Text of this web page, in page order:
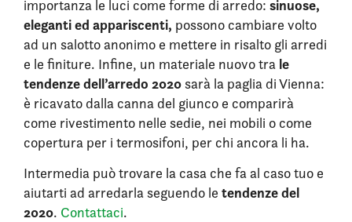
importanza le luci come forme di arredo: sinuose,
eleganti ed appariscenti, possono cambiare volto
ad un salotto anonimo e mettere in risalto gli arredi
e le finiture. Infine, un materiale nuovo tra le
tendenze dell’arredo 2020sarà la paglia di Vienna:
è ricavato dalla canna del giunco e comparirà
come rivestimento nelle sedie, nei mobili o come
copertura per i termosifoni, per chi ancora li ha.
Intermedia può trovare la casa che fa al caso tuo e
aiutarti ad arredarla seguendo le tendenze del
2020. Contattaci.